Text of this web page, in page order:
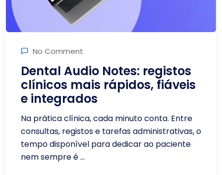
No Comment
Dental Audio Notes: registos
clínicos mais rápidos, fiáveis
e integrados
Na prática clínica, cada minuto conta. Entre
consultas, registos e tarefas administrativas, o
tempo disponível para dedicar ao paciente
nem sempre é ...